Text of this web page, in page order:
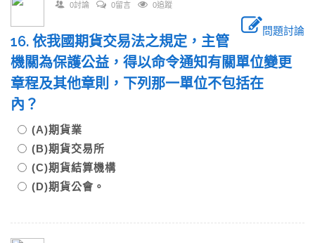
0討論 0留言 0追蹤
問題討論
16. 依我國期貨交易法之規定，主管
機關為保護公益，得以命令通知有關單位變更
章程及其他章則，下列那一單位不包括在
內？
(A)期貨業
(B)期貨交易所
(C)期貨結算機構
(D)期貨公會。